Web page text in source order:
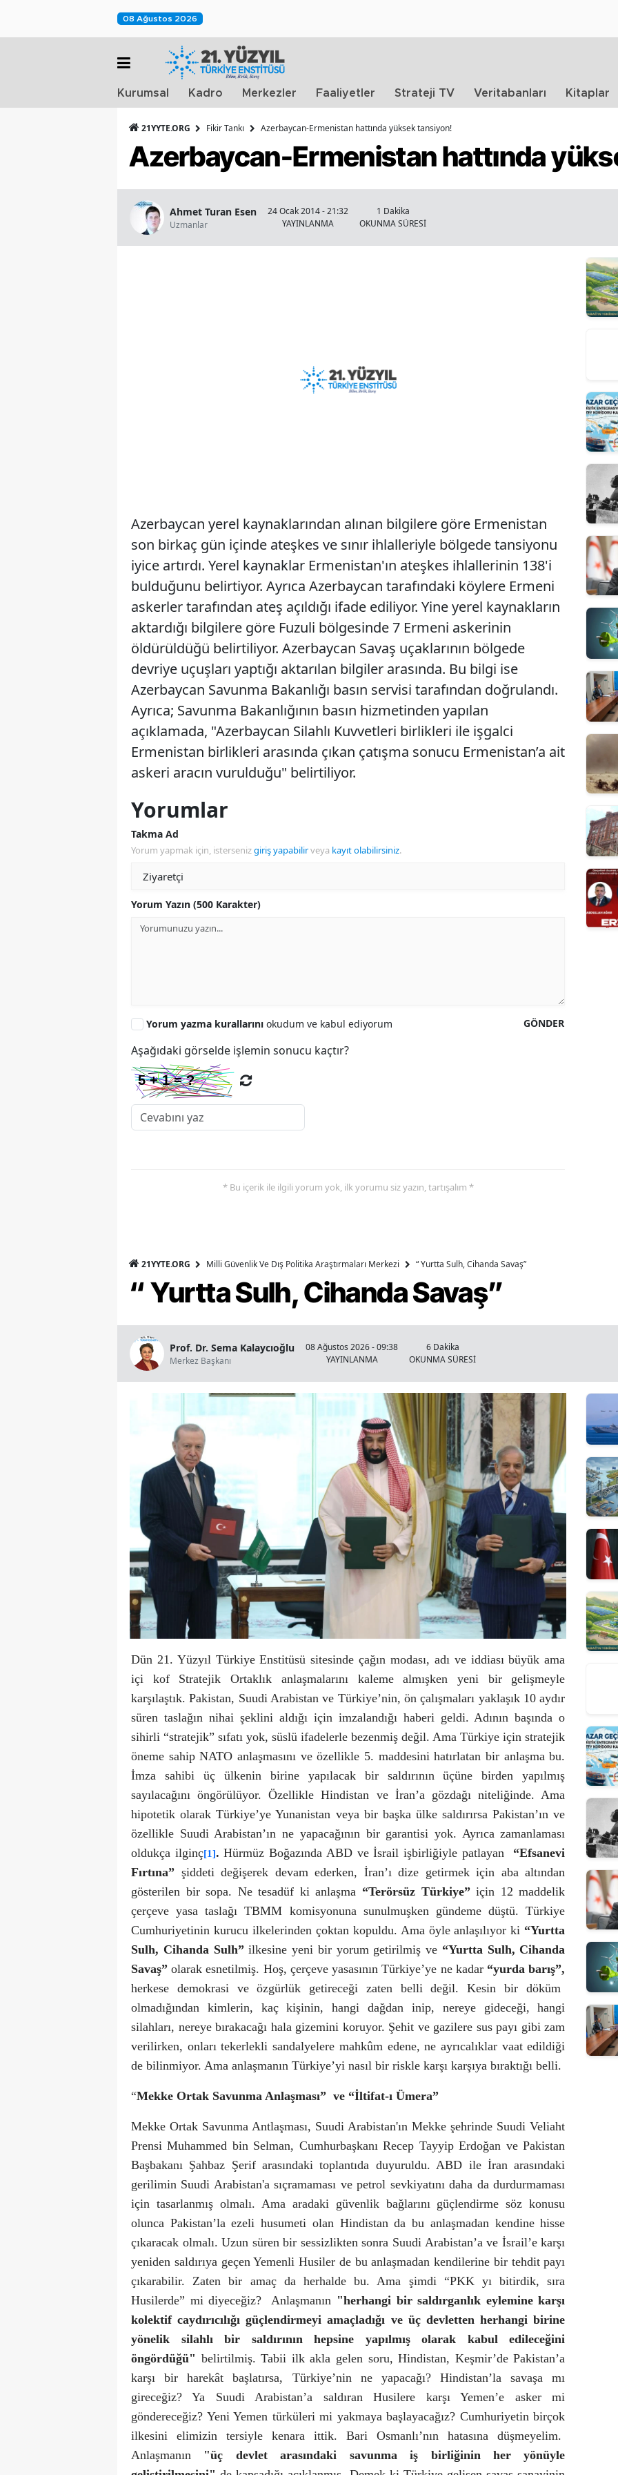
08 Ağustos 2026
Kurumsal Kadro Merkezler Faaliyetler Strateji TV Veritabanları Kitaplar
21YYTE.ORG Fikir Tankı Azerbaycan-Ermenistan hattında yüksek tansiyon!
Azerbaycan-Ermenistan hattında
Ahmet Turan Esen
Uzmanlar
24 Ocak 2014 - 21:32
YAYINLANMA
1 Dakika
OKUNMA SÜRESİ
Azerbaycan yerel kaynaklarından alınan bilgilere göre Ermenistan
son birkaç gün içinde ateşkes ve sınır ihlalleriyle bölgede tansiyonu
iyice artırdı. Yerel kaynaklar Ermenistan'ın ateşkes ihlallerinin 138'i
bulduğunu belirtiyor. Ayrıca Azerbaycan tarafındaki köylere Ermeni
askerler tarafından ateş açıldığı ifade ediliyor. Yine yerel kaynakların
aktardığı bilgilere göre Fuzuli bölgesinde 7 Ermeni askerinin
öldürüldüğü belirtiliyor. Azerbaycan Savaş uçaklarının bölgede
devriye uçuşları yaptığı aktarılan bilgiler arasında. Bu bilgi ise
Azerbaycan Savunma Bakanlığı basın servisi tarafından doğrulandı.
Ayrıca; Savunma Bakanlığının basın hizmetinden yapılan
açıklamada, "Azerbaycan Silahlı Kuvvetleri birlikleri ile işgalci
Ermenistan birlikleri arasında çıkan çatışma sonucu Ermenistan’a ait
askeri aracın vurulduğu" belirtiliyor.
Yorumlar
Takma Ad
Yorum yapmak için, istersenizgiriş yapabilirveya kayıt olabilirsiniz.
Yorum Yazın (500 Karakter)
GÖNDER
Yorum yazma kurallarını okudum ve kabul ediyorum
Aşağıdaki görselde işlemin sonucu kaçtır?
* Bu içerik ile ilgili yorum yok, ilk yorumu siz yazın, tartışalım *
21YYTE.ORG Milli Güvenlik Ve Dış Politika Araştırmaları Merkezi “ Yurtta Sulh, Cihanda Savaş”
“ Yurtta Sulh, Cihanda Savaş”
Prof. Dr. Sema Kalaycıoğlu
Merkez Başkanı
08 Ağustos 2026 - 09:38
YAYINLANMA
6 Dakika
OKUNMA SÜRESİ
Dün 21. Yüzyıl Türkiye Enstitüsü sitesinde çağın modası, adı ve iddiası büyük ama
içi kof Stratejik Ortaklık anlaşmalarını kaleme almışken yeni bir gelişmeyle
karşılaştık. Pakistan, Suudi Arabistan ve Türkiye’nin, ön çalışmaları yaklaşık 10 aydır
süren taslağın nihai şeklini aldığı için imzalandığı haberi geldi. Adının başında o
sihirli “stratejik” sıfatı yok, süslü ifadelerle bezenmiş değil. Ama Türkiye için stratejik
öneme sahip NATO anlaşmasını ve özellikle 5. maddesini hatırlatan bir anlaşma bu.
İmza sahibi üç ülkenin birine yapılacak bir saldırının üçüne birden yapılmış
sayılacağını öngörülüyor. Özellikle Hindistan ve İran’a gözdağı niteliğinde. Ama
hipotetik olarak Türkiye’ye Yunanistan veya bir başka ülke saldırırsa Pakistan’ın ve
özellikle Suudi Arabistan’ın ne yapacağının bir garantisi yok. Ayrıca zamanlaması
oldukça ilginç[1]. Hürmüz Boğazında ABD ve İsrail işbirliğiyle patlayan
“Efsanevi
Fırtına” şiddeti değişerek devam ederken, İran’ı dize getirmek için aba altından
gösterilen bir sopa. Ne tesadüf ki anlaşma “Terörsüz Türkiye”için 12 maddelik
çerçeve yasa taslağı TBMM komisyonuna sunulmuşken gündeme düştü. Türkiye
Cumhuriyetinin kurucu ilkelerinden çoktan kopuldu. Ama öyle anlaşılıyor ki “Yurtta
Sulh, Cihanda Sulh”ilkesine yeni bir yorum getirilmiş ve “Yurtta Sulh, Cihanda
Savaş” olarak esnetilmiş. Hoş, çerçeve yasasının Türkiye’ye ne kadar “yurda barış”,
herkese demokrasi ve özgürlük getireceği zaten belli değil. Kesin bir döküm
olmadığından kimlerin, kaç kişinin, hangi
dağdan inip, nereye gideceği, hangi
silahları, nereye bırakacağı hala gizemini koruyor. Şehit ve gazilere sus payı gibi zam
verilirken, onları tekerlekli sandalyelere mahkûm edene, ne ayrıcalıklar vaat edildiği
de bilinmiyor. Ama anlaşmanın Türkiye’yi nasıl bir riskle karşı karşıya bıraktığı belli.
“Mekke Ortak Savunma Anlaşması” ve “İltifat-ı Ümera”
Mekke Ortak Savunma Antlaşması, Suudi Arabistan'ın Mekke şehrinde Suudi Veliaht
Prensi Muhammed bin Selman, Cumhurbaşkanı Recep Tayyip Erdoğan ve Pakistan
Başbakanı Şahbaz Şerif arasındaki toplantıda duyuruldu. ABD ile İran arasındaki
gerilimin Suudi Arabistan'a sıçramaması ve petrol sevkiyatını daha da durdurmaması
için tasarlanmış olmalı. Ama aradaki güvenlik bağlarını güçlendirme söz konusu
olunca Pakistan’la ezeli husumeti olan Hindistan da bu anlaşmadan kendine hisse
çıkaracak olmalı. Uzun süren bir sessizlikten sonra Suudi Arabistan’a ve İsrail’e karşı
yeniden saldırıya geçen Yemenli Husiler de bu anlaşmadan kendilerine bir tehdit payı
çıkarabilir. Zaten bir amaç da herhalde bu. Ama şimdi “PKK yı bitirdik, sıra
Husilerde” mi diyeceğiz?
Anlaşmanın "herhangi bir saldırganlık eylemine karşı
kolektif caydırıcılığı güçlendirmeyi amaçladığı ve üç devletten herhangi birine
yönelik silahlı bir saldırının hepsine yapılmış olarak kabul edileceğini
öngördüğü" belirtilmiş. Tabii ilk akla gelen soru, Hindistan, Keşmir’de Pakistan’a
karşı bir harekât başlatırsa, Türkiye’nin ne yapacağı? Hindistan’la savaşa mı
gireceğiz? Ya Suudi Arabistan’a saldıran Husilere karşı Yemen’e asker mi
göndereceğiz? Yeni Yemen türküleri mi yakmaya başlayacağız? Cumhuriyetin birçok
ilkesini elimizin tersiyle kenara ittik. Bari Osmanlı’nın hatasına düşmeyelim.
Anlaşmanın "üç devlet arasındaki savunma iş birliğinin her yönüyle